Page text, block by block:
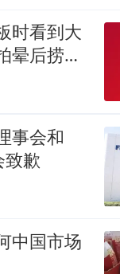
时看到大
晕后捞
鱼块，
事会和
致歉
中国市场